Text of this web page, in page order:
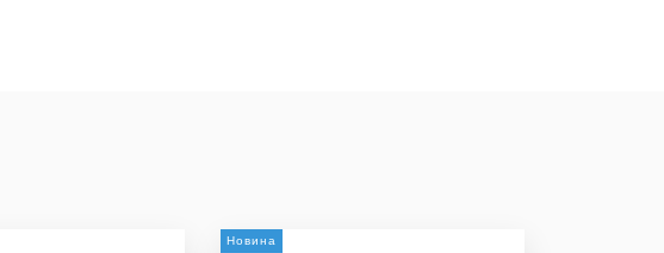
Новина